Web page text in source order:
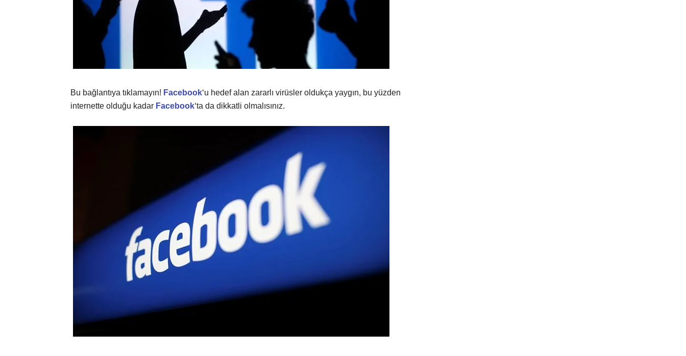
Bu bağlantıya tıklamayın! Facebook‘u hedef alan zararlı virüsler oldukça yaygın, bu yüzden
internette olduğu kadar Facebook‘ta da dikkatli olmalısınız.